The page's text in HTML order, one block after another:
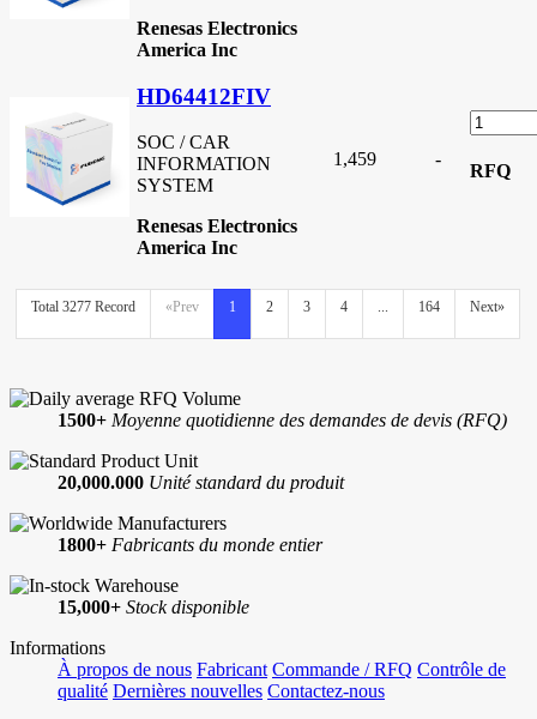
Renesas Electronics
America Inc
HD64412FIV
SOC / CAR
INFORMATION
SYSTEM
Renesas Electronics
America Inc
1,459 -
RFQ
Total 3277 Record «Prev 1 2 3 4 ... 164 Next»
1500+ Moyenne quotidienne des demandes de devis (RFQ)
20,000.000 Unité standard du produit
1800+ Fabricants du monde entier
15,000+ Stock disponible
Informations
À propos de nous Fabricant Commande / RFQ Contrôle de
qualité Dernières nouvelles Contactez-nous